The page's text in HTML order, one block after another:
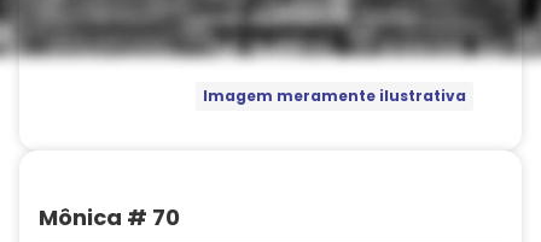
Imagem meramente ilustrativa
Mônica # 70